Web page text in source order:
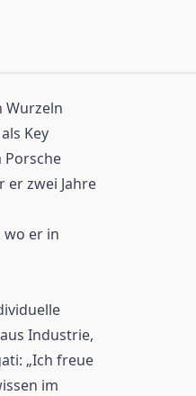
Wurzeln
Key
Porsche
er zwei Jahre
wo er in
Industrie,
„Ich freue
im